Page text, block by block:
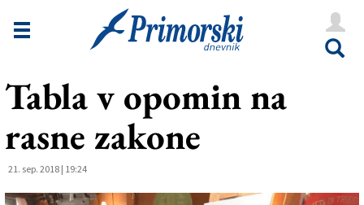
Novice
Goriška
Še
Tabla v opomin na
rasne zakone
21. sep. 2018 | 19:24